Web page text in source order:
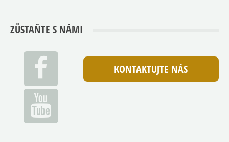
ZŮSTAŇTE S NÁMI
KONTAKTUJTE NÁS